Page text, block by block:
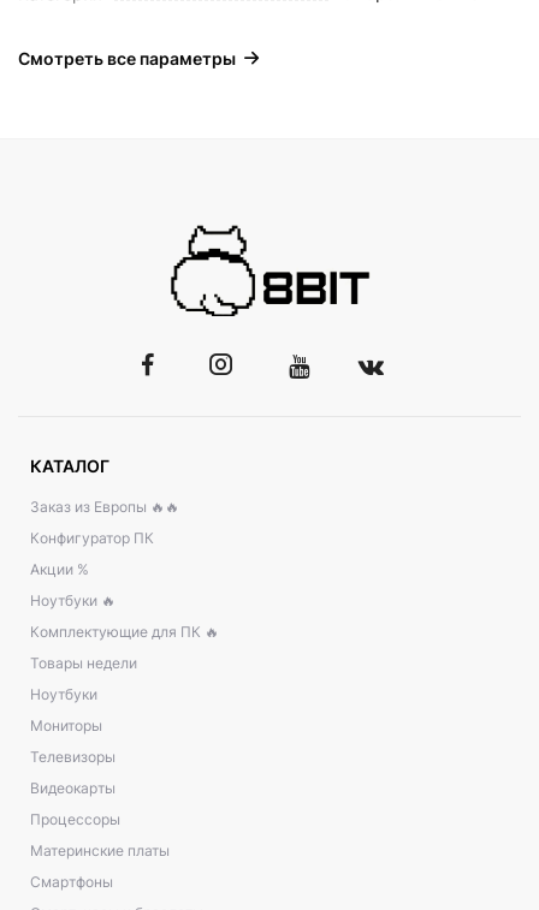
Смотреть все параметры
КАТАЛОГ
Заказ из Европы 🔥🔥
Конфигуратор ПК
Акции %
Ноутбуки 🔥
Комплектующие для ПК 🔥
Товары недели
Ноутбуки
Мониторы
Телевизоры
Видеокарты
Процессоры
Материнские платы
Смартфоны